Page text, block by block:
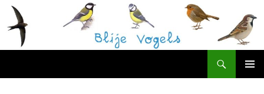
naar
de
inhoud